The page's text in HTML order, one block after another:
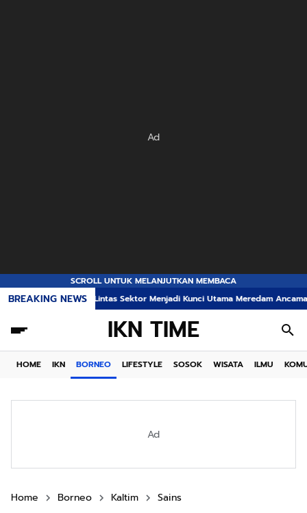
Ad
SCROLL UNTUK MELANJUTKAN MEMBACA
BREAKING NEWS
Lintas Sektor Menjadi Kunci Utama Meredam Ancaman Kebakaran
IKN TIME
HOME IKN BORNEO LIFESTYLE SOSOK WISATA ILMU
Ad
Home Borneo Kaltim Sains